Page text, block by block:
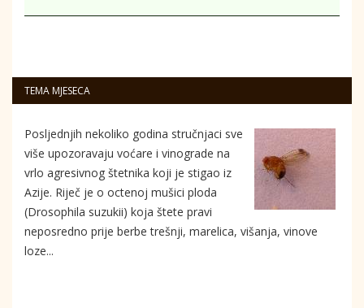
TEMA MJESECA
Posljednjih nekoliko godina stručnjaci sve
više upozoravaju voćare i vinograde na
vrlo agresivnog štetnika koji je stigao iz
Azije. Riječ je o octenoj mušici ploda
(Drosophila suzukii) koja štete pravi
neposredno prije berbe trešnji, marelica, višanja, vinove
loze...